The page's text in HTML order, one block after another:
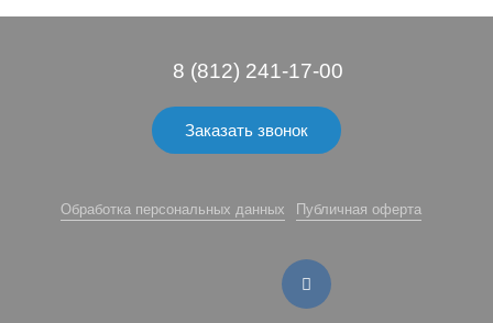
8 (812) 241-17-00
Заказать звонок
Обработка персональных данных Публичная оферта